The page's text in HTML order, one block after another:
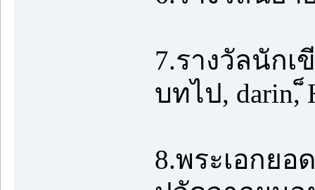
7.รางวัลนักเ
บทไป, darin,
8.พระเอกยอ